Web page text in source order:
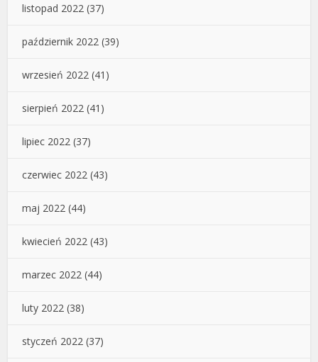
listopad 2022 (37)
październik 2022 (39)
wrzesień 2022 (41)
sierpień 2022 (41)
lipiec 2022 (37)
czerwiec 2022 (43)
maj 2022 (44)
kwiecień 2022 (43)
marzec 2022 (44)
luty 2022 (38)
styczeń 2022 (37)